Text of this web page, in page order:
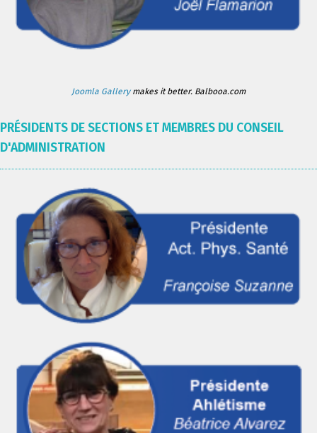
Joomla Gallerymakes it better. Balbooa.com
PRÉSIDENTS DE SECTIONS ET MEMBRES DU CONSEIL
D'ADMINISTRATION